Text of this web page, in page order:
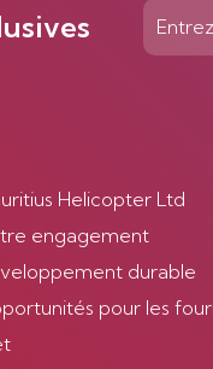
Helicopter Ltd
engagement
durable
pour les